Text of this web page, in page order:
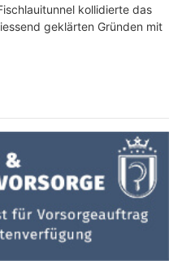
kollidierte das
geklärten Gründen mit